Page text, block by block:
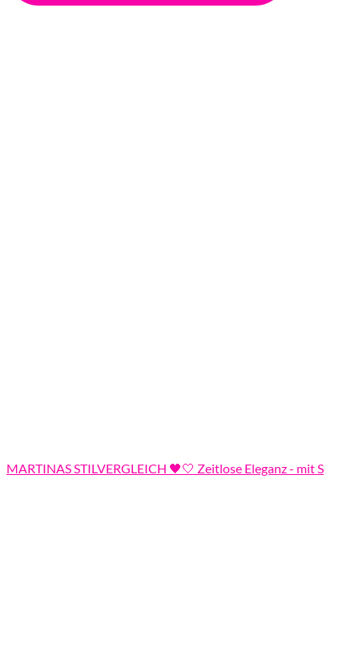
MARTINAS STILVERGLEICH 🖤🤍 Zeitlose Eleganz - mit S